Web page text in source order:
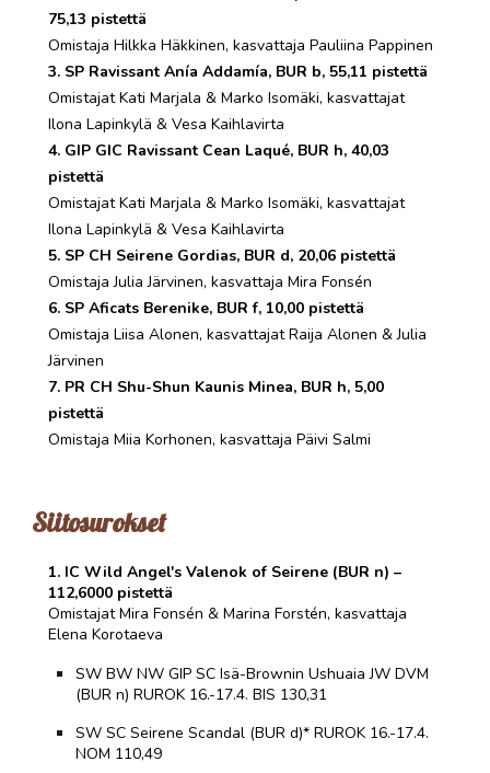
75,13 pistettä
Omistaja Hilkka Häkkinen, kasvattaja Pauliina Pappinen
3. SP Ravissant Anía Addamía, BUR b, 55,11 pistettä
Omistajat Kati Marjala & Marko Isomäki, kasvattajat
Ilona Lapinkylä & Vesa Kaihlavirta
4. GIP GIC Ravissant Cean Laqué, BUR h, 40,03
pistettä
Omistajat Kati Marjala & Marko Isomäki, kasvattajat
Ilona Lapinkylä & Vesa Kaihlavirta
5. SP CH Seirene Gordias, BUR d, 20,06 pistettä
Omistaja Julia Järvinen, kasvattaja Mira Fonsén
6. SP Aficats Berenike, BUR f, 10,00 pistettä
Omistaja Liisa Alonen, kasvattajat Raija Alonen & Julia
Järvinen
7. PR CH Shu-Shun Kaunis Minea, BUR h, 5,00
pistettä
Omistaja Miia Korhonen, kasvattaja Päivi Salmi
Siitosurokset
1. IC Wild Angel's Valenok of Seirene (BUR n) –
112,6000 pistettä
Omistajat Mira Fonsén & Marina Forstén, kasvattaja
Elena Korotaeva
SW BW NW GIP SC Isä-Brownin Ushuaia JW DVM
(BUR n) RUROK 16.-17.4. BIS 130,31
SW SC Seirene Scandal (BUR d)* RUROK 16.-17.4.
NOM 110,49